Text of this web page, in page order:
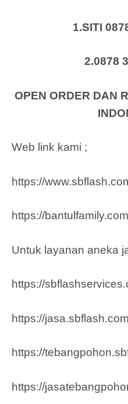
1.SITI
2.0878
OPEN ORDER DAN
Web link kami ;
https://
https://
Untuk layanan aneka
https://
https://
https://
https://